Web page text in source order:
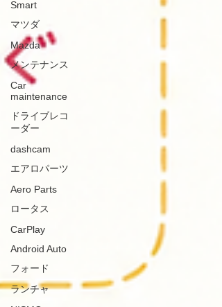
Smart
マツダ
Mazda
メンテナンス
Car
maintenance
ドライブレコ
ーダー
dashcam
エアロパーツ
Aero Parts
ロータス
CarPlay
Android Auto
フォード
ランチャ